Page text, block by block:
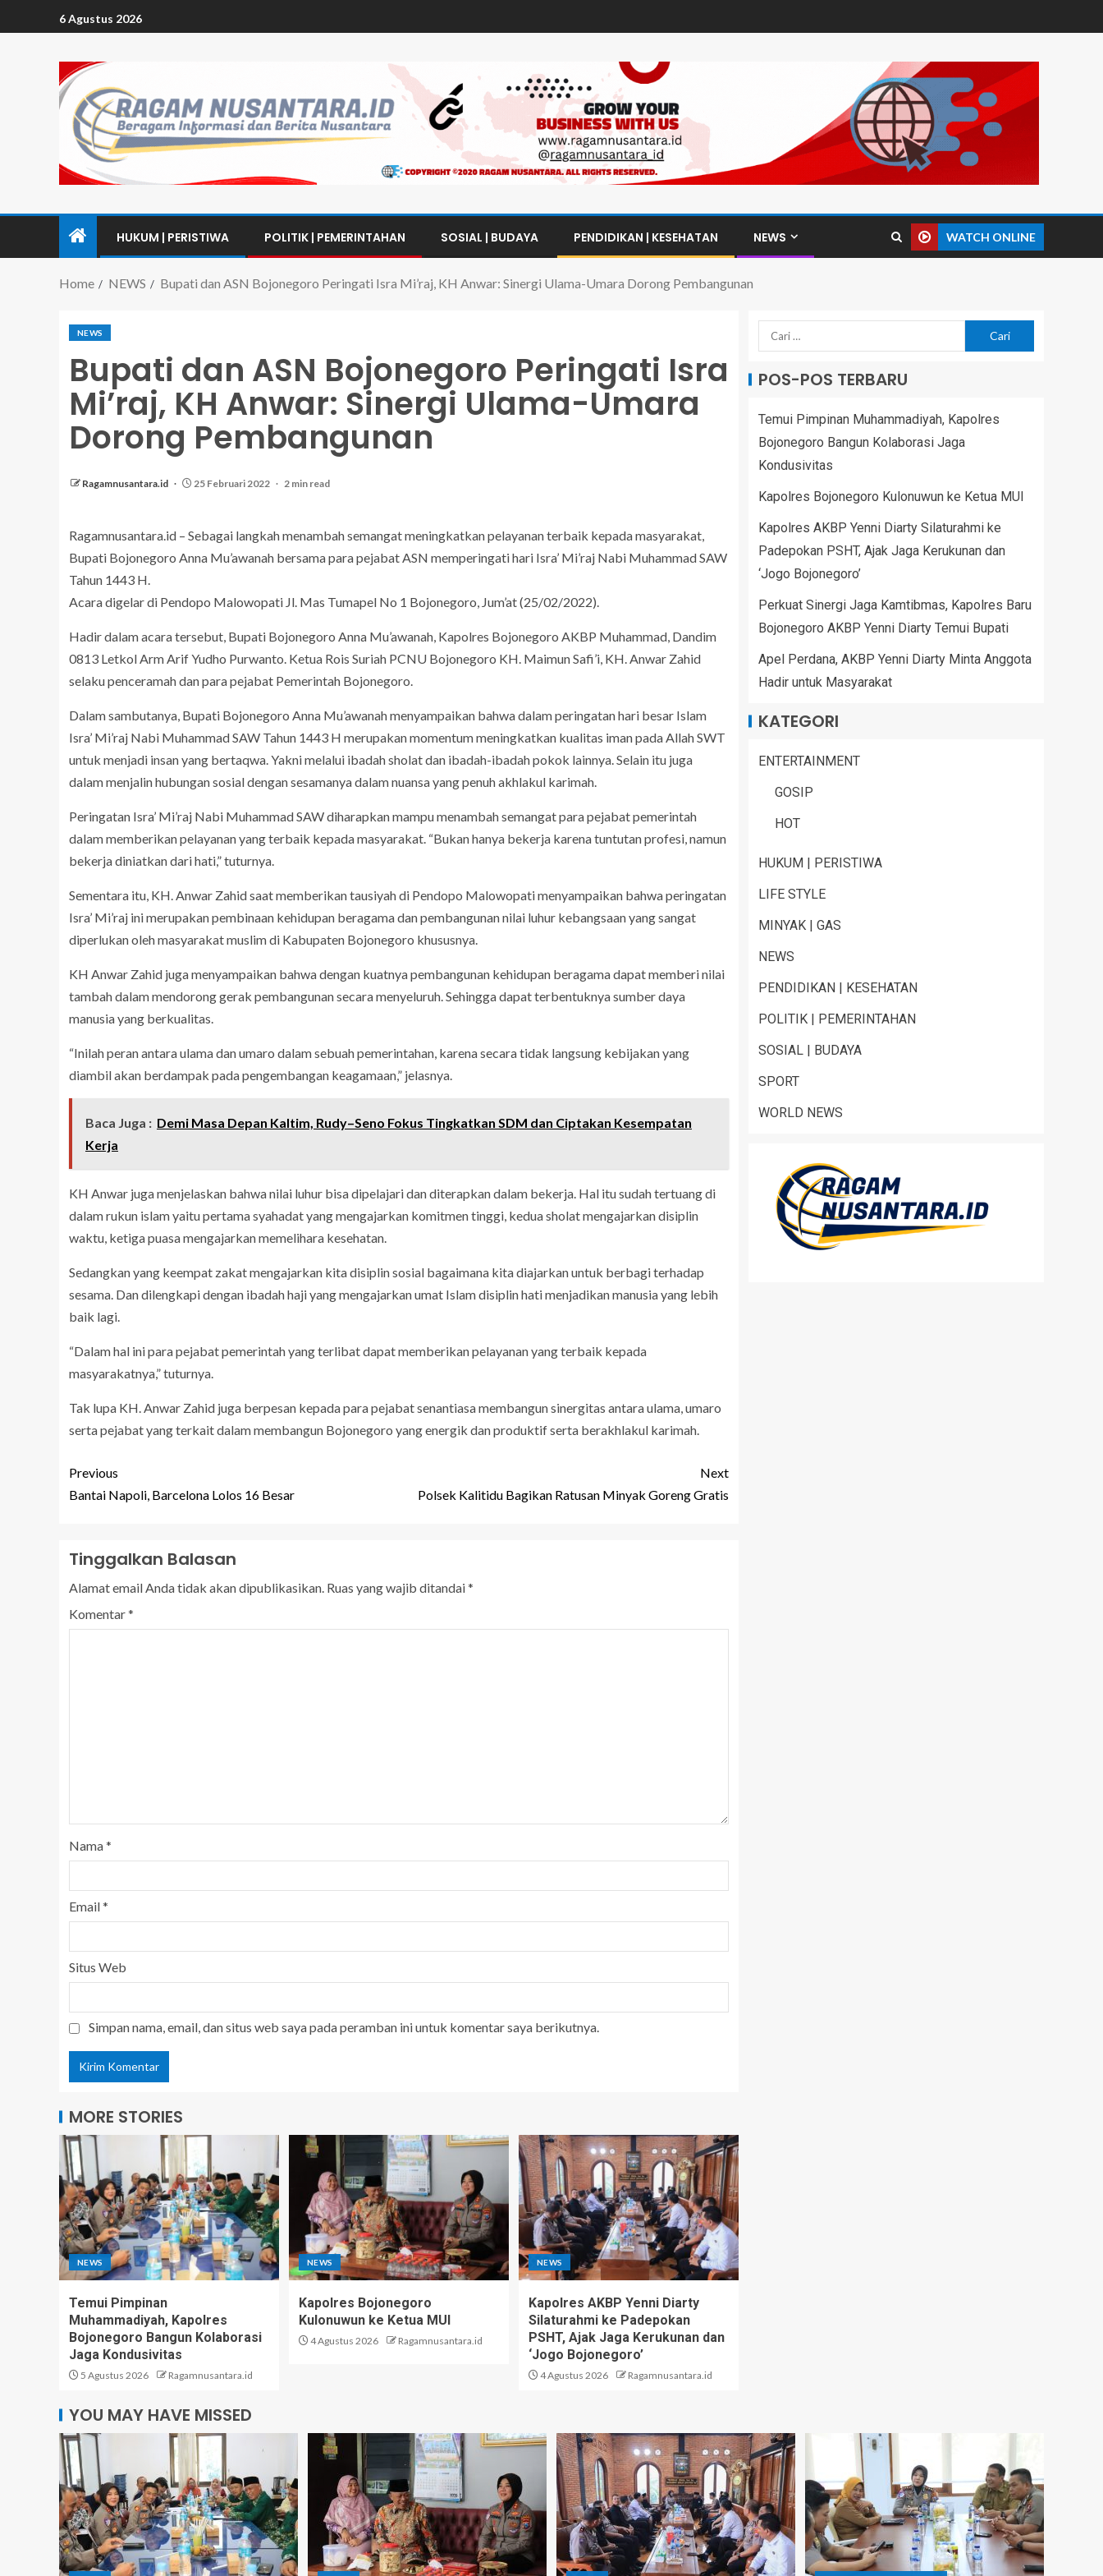
6 Agustus 2026
HUKUM | PERISTIWA POLITIK | PEMERINTAHAN SOSIAL | BUDAYA PENDIDIKAN | KESEHATAN NEWS WATCH ONLINE
Home NEWS Bupati dan ASN Bojonegoro Peringati Isra Mi’raj, KH Anwar: Sinergi Ulama-Umara Dorong Pembangunan
NEWS
Bupati dan ASN Bojonegoro Peringati Isra
Mi’raj, KH Anwar: Sinergi Ulama-Umara
Dorong Pembangunan
Ragamnusantara.id 25 Februari 2022 2 min read
Ragamnusantara.id – Sebagai langkah menambah semangat meningkatkan pelayanan terbaik kepada masyarakat,
Bupati Bojonegoro Anna Mu’awanah bersama para pejabat ASN memperingati hari Isra’ Mi’raj Nabi Muhammad SAW
Tahun 1443 H.
Acara digelar di Pendopo Malowopati Jl. Mas Tumapel No 1 Bojonegoro, Jum’at (25/02/2022).
Hadir dalam acara tersebut, Bupati Bojonegoro Anna Mu’awanah, Kapolres Bojonegoro AKBP Muhammad, Dandim
0813 Letkol Arm Arif Yudho Purwanto. Ketua Rois Suriah PCNU Bojonegoro KH. Maimun Safi’i, KH. Anwar Zahid
selaku penceramah dan para pejabat Pemerintah Bojonegoro.
Dalam sambutanya, Bupati Bojonegoro Anna Mu’awanah menyampaikan bahwa dalam peringatan hari besar Islam
Isra’ Mi’raj Nabi Muhammad SAW Tahun 1443 H merupakan momentum meningkatkan kualitas iman pada Allah SWT
untuk menjadi insan yang bertaqwa. Yakni melalui ibadah sholat dan ibadah-ibadah pokok lainnya. Selain itu juga
dalam menjalin hubungan sosial dengan sesamanya dalam nuansa yang penuh akhlakul karimah.
Peringatan Isra’ Mi’raj Nabi Muhammad SAW diharapkan mampu menambah semangat para pejabat pemerintah
dalam memberikan pelayanan yang terbaik kepada masyarakat. “Bukan hanya bekerja karena tuntutan profesi, namun
bekerja diniatkan dari hati,” tuturnya.
Sementara itu, KH. Anwar Zahid saat memberikan tausiyah di Pendopo Malowopati menyampaikan bahwa peringatan
Isra’ Mi’raj ini merupakan pembinaan kehidupan beragama dan pembangunan nilai luhur kebangsaan yang sangat
diperlukan oleh masyarakat muslim di Kabupaten Bojonegoro khususnya.
KH Anwar Zahid juga menyampaikan bahwa dengan kuatnya pembangunan kehidupan beragama dapat memberi nilai
tambah dalam mendorong gerak pembangunan secara menyeluruh. Sehingga dapat terbentuknya sumber daya
manusia yang berkualitas.
“Inilah peran antara ulama dan umaro dalam sebuah pemerintahan, karena secara tidak langsung kebijakan yang
diambil akan berdampak pada pengembangan keagamaan,” jelasnya.
Baca Juga : Demi Masa Depan Kaltim, Rudy–Seno Fokus Tingkatkan SDM dan Ciptakan Kesempatan
Kerja
KH Anwar juga menjelaskan bahwa nilai luhur bisa dipelajari dan diterapkan dalam bekerja. Hal itu sudah tertuang di
dalam rukun islam yaitu pertama syahadat yang mengajarkan komitmen tinggi, kedua sholat mengajarkan disiplin
waktu, ketiga puasa mengajarkan memelihara kesehatan.
Sedangkan yang keempat zakat mengajarkan kita disiplin sosial bagaimana kita diajarkan untuk berbagi terhadap
sesama. Dan dilengkapi dengan ibadah haji yang mengajarkan umat Islam disiplin hati menjadikan manusia yang lebih
baik lagi.
“Dalam hal ini para pejabat pemerintah yang terlibat dapat memberikan pelayanan yang terbaik kepada
masyarakatnya,” tuturnya.
Tak lupa KH. Anwar Zahid juga berpesan kepada para pejabat senantiasa membangun sinergitas antara ulama, umaro
serta pejabat yang terkait dalam membangun Bojonegoro yang energik dan produktif serta berakhlakul karimah.
Previous
Bantai Napoli, Barcelona Lolos 16 Besar
Next
Polsek Kalitidu Bagikan Ratusan Minyak Goreng Gratis
Tinggalkan Balasan
Alamat email Anda tidak akan dipublikasikan. Ruas yang wajib ditandai*
Komentar*
Nama*
Email*
Situs Web
Simpan nama, email, dan situs web saya pada peramban ini untuk komentar saya berikutnya.
MORE STORIES
NEWS
Temui Pimpinan
Muhammadiyah, Kapolres
Bojonegoro Bangun Kolaborasi
Jaga Kondusivitas
5 Agustus 2026 Ragamnusantara.id
NEWS
Kapolres Bojonegoro
Kulonuwun ke Ketua MUI
4 Agustus 2026 Ragamnusantara.id
NEWS
Kapolres AKBP Yenni Diarty
Silaturahmi ke Padepokan
PSHT, Ajak Jaga Kerukunan dan
‘Jogo Bojonegoro’
4 Agustus 2026 Ragamnusantara.id
POS-POS TERBARU
Temui Pimpinan Muhammadiyah, Kapolres
Bojonegoro Bangun Kolaborasi Jaga
Kondusivitas
Kapolres Bojonegoro Kulonuwun ke Ketua MUI
Kapolres AKBP Yenni Diarty Silaturahmi ke
Padepokan PSHT, Ajak Jaga Kerukunan dan
‘Jogo Bojonegoro’
Perkuat Sinergi Jaga Kamtibmas, Kapolres Baru
Bojonegoro AKBP Yenni Diarty Temui Bupati
Apel Perdana, AKBP Yenni Diarty Minta Anggota
Hadir untuk Masyarakat
KATEGORI
ENTERTAINMENT
GOSIP
HOT
HUKUM | PERISTIWA
LIFE STYLE
MINYAK | GAS
NEWS
PENDIDIKAN | KESEHATAN
POLITIK | PEMERINTAHAN
SOSIAL | BUDAYA
SPORT
WORLD NEWS
YOU MAY HAVE MISSED